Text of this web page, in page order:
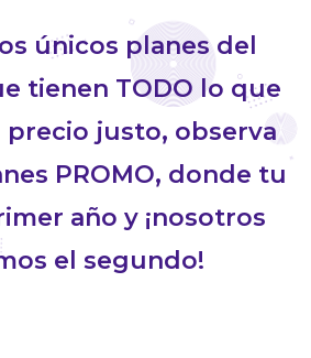
únicos planes del
tienen TODO lo que
precio justo, observa
PROMO, donde tu
año y ¡nosotros
el segundo!